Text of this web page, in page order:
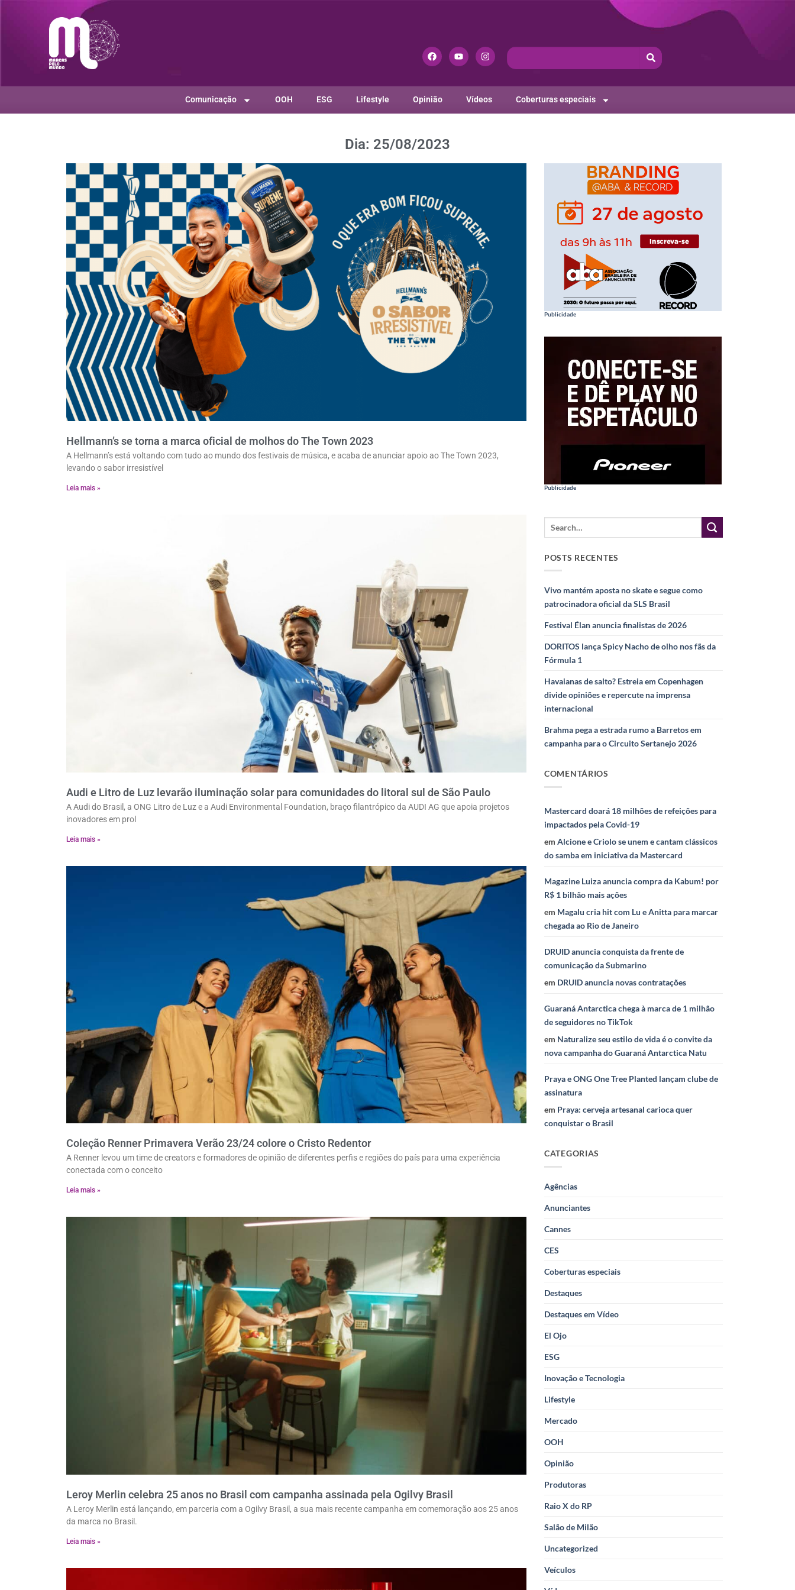
Comunicação OOH ESG Lifestyle Opinião Vídeos Coberturas especiais
Dia: 25/08/2023
Hellmann’s se torna a marca oficial de molhos do The Town 2023
A Hellmann’s está voltando com tudo ao mundo dos festivais de música, e acaba de anunciar apoio ao The Town 2023,
levando o sabor irresistível
Leia mais »
Audi e Litro de Luz levarão iluminação solar para comunidades do litoral sul de São Paulo
A Audi do Brasil, a ONG Litro de Luz e a Audi Environmental Foundation, braço filantrópico da AUDI AG que apoia projetos
inovadores em prol
Leia mais »
Coleção Renner Primavera Verão 23/24 colore o Cristo Redentor
A Renner levou um time de creators e formadores de opinião de diferentes perfis e regiões do país para uma experiência
conectada com o conceito
Leia mais »
Leroy Merlin celebra 25 anos no Brasil com campanha assinada pela Ogilvy Brasil
A Leroy Merlin está lançando, em parceria com a Ogilvy Brasil, a sua mais recente campanha em comemoração aos 25 anos
da marca no Brasil.
Leia mais »
Publicidade
Publicidade
POSTS RECENTES
Vivo mantém aposta no skate e segue como
patrocinadora oficial da SLS Brasil
Festival Élan anuncia finalistas de 2026
DORITOS lança Spicy Nacho de olho nos fãs da
Fórmula 1
Havaianas de salto? Estreia em Copenhagen
divide opiniões e repercute na imprensa
internacional
Brahma pega a estrada rumo a Barretos em
campanha para o Circuito Sertanejo 2026
COMENTÁRIOS
Mastercard doará 18 milhões de refeições para
impactados pela Covid-19
em Alcione e Criolo se unem e cantam clássicos
do samba em iniciativa da Mastercard
Magazine Luiza anuncia compra da Kabum! por
R$ 1 bilhão mais ações
em Magalu cria hit com Lu e Anitta para marcar
chegada ao Rio de Janeiro
DRUID anuncia conquista da frente de
comunicação da Submarino
em DRUID anuncia novas contratações
Guaraná Antarctica chega à marca de 1 milhão
de seguidores no TikTok
em Naturalize seu estilo de vida é o convite da
nova campanha do Guaraná Antarctica Natu
Praya e ONG One Tree Planted lançam clube de
assinatura
em Praya: cerveja artesanal carioca quer
conquistar o Brasil
CATEGORIAS
Agências
Anunciantes
Cannes
CES
Coberturas especiais
Destaques
Destaques em Vídeo
El Ojo
ESG
Inovação e Tecnologia
Lifestyle
Mercado
OOH
Opinião
Produtoras
Raio X do RP
Salão de Milão
Uncategorized
Veículos